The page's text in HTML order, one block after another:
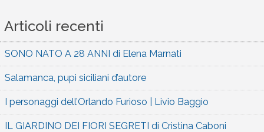
Articoli recenti
SONO NATO A 28 ANNI di Elena Marnati
Salamanca, pupi siciliani d’autore
I personaggi dell’Orlando Furioso | Livio Baggio
IL GIARDINO DEI FIORI SEGRETI di Cristina Caboni